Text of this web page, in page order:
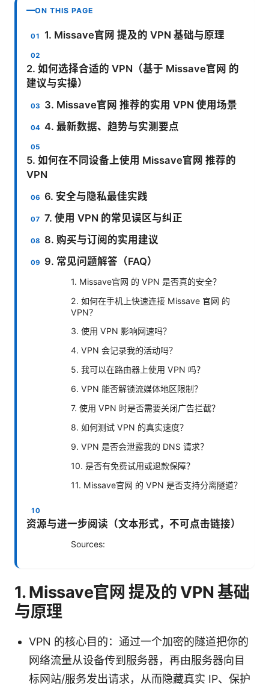
ON THIS PAGE
1. Missave官网 提及的 VPN 基础与原理
2. 如何选择合适的 VPN（基于 Missave官网 的
建议与实操）
3. Missave官网 推荐的实用 VPN 使用场景
4. 最新数据、趋势与实测要点
5. 如何在不同设备上使用 Missave官网 推荐的
VPN
6. 安全与隐私最佳实践
7. 使用 VPN 的常见误区与纠正
8. 购买与订阅的实用建议
9. 常见问题解答（FAQ）
1. Missave官网 的 VPN 是否真的安全？
2. 如何在手机上快速连接 Missave 官网 的
VPN？
3. 使用 VPN 影响网速吗？
4. VPN 会记录我的活动吗？
5. 我可以在路由器上使用 VPN 吗？
6. VPN 能否解锁流媒体地区限制？
7. 使用 VPN 时是否需要关闭广告拦截？
8. 如何测试 VPN 的真实速度？
9. VPN 是否会泄露我的 DNS 请求？
10. 是否有免费试用或退款保障？
11. Missave官网 的 VPN 是否支持分离隧道？
资源与进一步阅读（文本形式，不可点击链接）
Sources:
1. Missave官网 提及的 VPN 基础
与原理
VPN 的核心目的：通过一个加密的隧道把你的
网络流量从设备传到服务器，再由服务器向目
标网站/服务发出请求，从而隐藏真实 IP、保护